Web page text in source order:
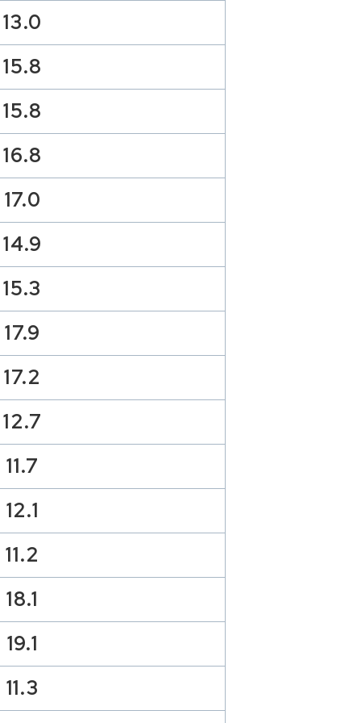
13.0
15.8
15.8
16.8
17.0
14.9
15.3
17.9
17.2
12.7
11.7
12.1
11.2
18.1
19.1
11.3